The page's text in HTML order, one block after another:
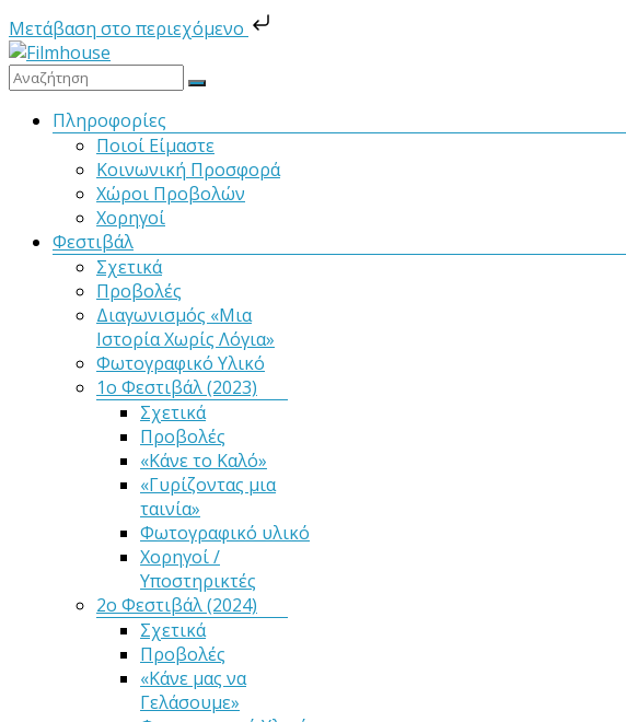
Μετάβαση στο περιεχόμενο
Μετάβαση
στο
Filmhouse
Κινηματογραφική
Καλαμάτας
ΜενούΠληροφορίες
Ποιοί Είμαστε
Κοινωνική Προσφορά
Χώροι Προβολών
Χορηγοί
Φεστιβάλ
Σχετικά
Προβολές
Διαγωνισμός «Μια
Ιστορία Χωρίς Λόγια»
Φωτογραφικό Υλικό
1ο Φεστιβάλ (2023)
Σχετικά
Προβολές
«Κάνε το Καλό»
«Γυρίζοντας μια
ταινία»
Φωτογραφικό υλικό
Χορηγοί /
Υποστηρικτές
2ο Φεστιβάλ (2024)
Σχετικά
Προβολές
«Κάνε μας να
Γελάσουμε»